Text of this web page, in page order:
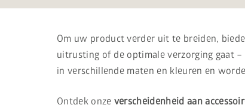
Om uw product verder uit te breiden,
uitrusting of de optimale verzorging gaat
in verschillende maten en kleuren en
Ontdek onze verscheidenheid aan